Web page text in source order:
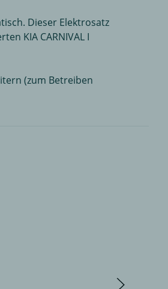
Dieser Elektrosatz
KIA CARNIVAL I
(zum Betreiben